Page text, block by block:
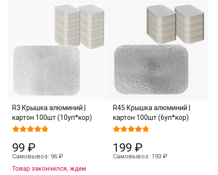
R3 Крышка алюминий |
картон 100шт (10уп*кор)
99 ₽
Самовывоз: 96 ₽
Товар закончился, ждем
R45 Крышка алюминий |
картон 100шт (6уп*кор)
199 ₽
Самовывоз: 193 ₽